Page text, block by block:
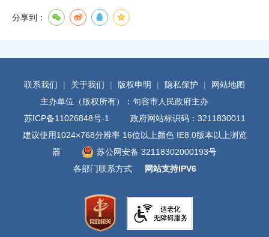
分享到：
联系我们 | 关于我们 | 版权申明 | 隐私保护 |
网站地图
主办单位（版权所有）：句容市人民政府主办
苏ICP备11026848号-1
政府网站标识码：3211830011
建议使用1024×768分辨率 16位以上颜色 IE8.0版本以上浏览
器
苏公网安备 32118302000193号
各部门联系方式
网站支持IPV6